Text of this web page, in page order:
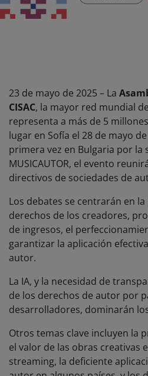
23 de mayo de 2025 – La
CISAC, la mayor red mundial
representa a más de 5
lugar en Sofía el 28 de mayo
primera vez en Bulgaria por la
MUSICAUTOR, el evento
directivos de sociedades de
Los debates se centrarán en
derechos de los creadores,
de ingresos, el
garantizar la aplicación
autor.
La IA, y la necesidad de
de los derechos de autor por
desarrolladores, dominarán
Otros temas clave incluyen la
el valor de las obras creativas
streaming, la deficiente